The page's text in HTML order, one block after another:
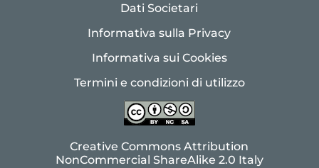
Dati Societari
Informativa sulla Privacy
Informativa sui Cookies
Termini e condizioni di utilizzo
Creative Commons Attribution
NonCommercial ShareAlike 2.0 Italy